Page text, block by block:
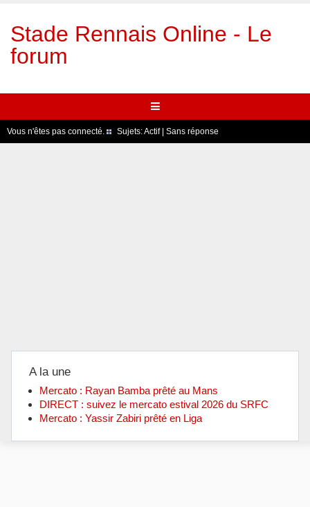
Stade Rennais Online - Le
forum
Vous n'êtes pas connecté. Sujets:Actif| Sans réponse
A la une
Mercato : Rayan Bamba prêté au Mans
DIRECT : suivez le mercato estival 2026 du SRFC
Mercato : Yassir Zabiri prêté en Liga